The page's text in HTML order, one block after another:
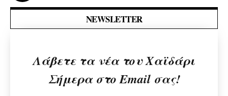
NEWSLETTER
Λάβετε τα νέα του Χαϊδάρι
Σήμερα στο Email σας!